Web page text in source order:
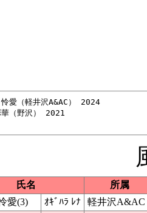
（軽井沢A&AC） 2024
（野沢） 2021
氏名
所属
愛(3) ｵｷﾞﾊﾗ ﾚﾅ
軽井沢A&AC